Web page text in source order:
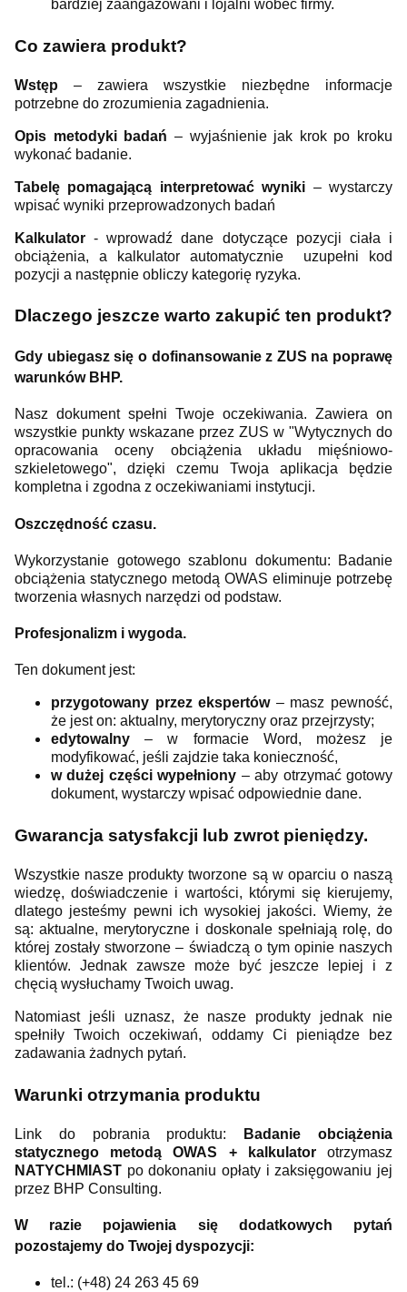
bardziej zaangażowani i lojalni wobec firmy.
Co zawiera produkt?
Wstęp – zawiera wszystkie niezbędne informacje
potrzebne do zrozumienia zagadnienia.
Opis metodyki badań – wyjaśnienie jak krok po kroku
wykonać badanie.
Tabelę pomagającą interpretować wyniki – wystarczy
wpisać wyniki przeprowadzonych badań
Kalkulator - wprowadź dane dotyczące pozycji ciała i
obciążenia, a kalkulator automatycznie uzupełni kod
pozycji a następnie obliczy kategorię ryzyka.
Dlaczego jeszcze warto zakupić ten produkt?
Gdy ubiegasz się o dofinansowanie z ZUS na poprawę
warunków BHP.
Nasz dokument spełni Twoje oczekiwania. Zawiera on
wszystkie punkty wskazane przez ZUS w "Wytycznych do
opracowania oceny obciążenia układu mięśniowo-
szkieletowego", dzięki czemu Twoja aplikacja będzie
kompletna i zgodna z oczekiwaniami instytucji.
Oszczędność czasu.
Wykorzystanie gotowego szablonu dokumentu: Badanie
obciążenia statycznego metodą OWAS eliminuje potrzebę
tworzenia własnych narzędzi od podstaw.
Profesjonalizm i wygoda.
Ten dokument jest:
przygotowany przez ekspertów– masz pewność,
że jest on: aktualny, merytoryczny oraz przejrzysty;
edytowalny – w formacie Word, możesz je
modyfikować, jeśli zajdzie taka konieczność,
w dużej części wypełniony – aby otrzymać gotowy
dokument, wystarczy wpisać odpowiednie dane.
Gwarancja satysfakcji lub zwrot pieniędzy.
Wszystkie nasze produkty tworzone są w oparciu o naszą
wiedzę, doświadczenie i wartości, którymi się kierujemy,
dlatego jesteśmy pewni ich wysokiej jakości. Wiemy, że
są: aktualne, merytoryczne i doskonale spełniają rolę, do
której zostały stworzone – świadczą o tym opinie naszych
klientów. Jednak zawsze może być jeszcze lepiej i z
chęcią wysłuchamy Twoich uwag.
Natomiast jeśli uznasz, że nasze produkty jednak nie
spełniły Twoich oczekiwań, oddamy Ci pieniądze bez
zadawania żadnych pytań.
Warunki otrzymania produktu
Link do pobrania produktu:
Badanie obciążenia
statycznego metodą OWAS + kalkulatorotrzymasz
NATYCHMIAST po dokonaniu opłaty i zaksięgowaniu jej
przez BHP Consulting.
W razie pojawienia się dodatkowych pytań
pozostajemy do Twojej dyspozycji:
tel.: (+48) 24 263 45 69